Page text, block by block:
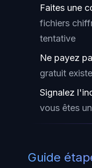
Faites une
fichiers
tentative
Ne payez
gratuit existe
Signalez
vous êtes
Guide